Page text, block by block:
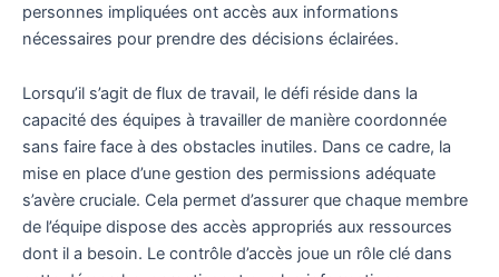
personnes impliquées ont accès aux informations
nécessaires pour prendre des décisions éclairées.
Lorsqu’il s’agit de flux de travail, le défi réside dans la
capacité des équipes à travailler de manière coordonnée
sans faire face à des obstacles inutiles. Dans ce cadre, la
mise en place d’une gestion des permissions adéquate
s’avère cruciale. Cela permet d’assurer que chaque membre
de l’équipe dispose des accès appropriés aux ressources
dont il a besoin. Le contrôle d’accès joue un rôle clé dans